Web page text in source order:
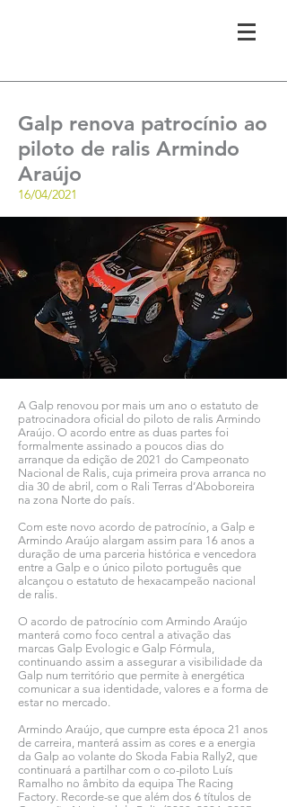
Galp renova patrocínio ao
piloto de ralis Armindo
Araújo
16/04/2021
A Galp renovou por mais um ano o estatuto de
patrocinadora oficial do piloto de ralis Armindo
Araújo. O acordo entre as duas partes foi
formalmente assinado a poucos dias do
arranque da edição de 2021 do Campeonato
Nacional de Ralis, cuja primeira prova arranca no
dia 30 de abril, com o Rali Terras d’Aboboreira
na zona Norte do país.
Com este novo acordo de patrocínio, a Galp e
Armindo Araújo alargam assim para 16 anos a
duração de uma parceria histórica e vencedora
entre a Galp e o único piloto português que
alcançou o estatuto de hexacampeão nacional
de ralis.
O acordo de patrocínio com Armindo Araújo
manterá como foco central a ativação das
marcas Galp Evologic e Galp Fórmula,
continuando assim a assegurar a visibilidade da
Galp num território que permite à energética
comunicar a sua identidade, valores e a forma de
estar no mercado.
Armindo Araújo, que cumpre esta época 21 anos
de carreira, manterá assim as cores e a energia
da Galp ao volante do Skoda Fabia Rally2, que
continuará a partilhar com o co-piloto Luís
Ramalho no âmbito da equipa The Racing
Factory. Recorde-se que além dos 6 títulos de